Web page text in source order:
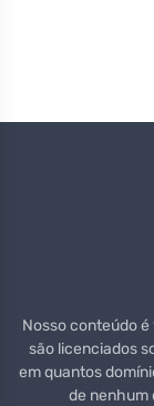
Nosso conteúdo é
são licenciados
em quantos
de nenhum